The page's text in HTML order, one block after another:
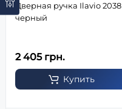
Дверная ручка Ilavio 2038
черный
2 405 грн.
Купить